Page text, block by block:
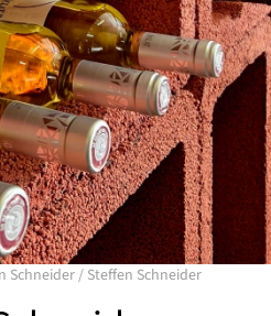
Schneider/ Steffen Schneider